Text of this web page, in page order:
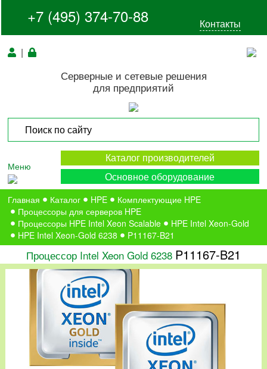
+7 (495) 374-70-88 Контакты
|
Серверные и сетевые решения
для предприятий
Меню
Каталог производителей
Основное оборудование
Главная Каталог HPE
Комплектующие HPE
Процессоры для серверов HPE
Процессоры HPE Intel Xeon Scalable
HPE Intel Xeon-Gold
HPE Intel Xeon-Gold 6238
P11167-B21
Процессор Intel Xeon Gold 6238 P11167-B21